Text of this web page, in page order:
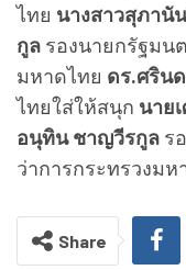
ไทย นางสาวสุภานั
กูล รองนายกรัฐมน
มหาดไทย ดร.ศริน
ไทยใส่ให้สนุก นาย
อนุทิน ชาญวีรกูล ร
ว่าการกระทรวงมห
Share